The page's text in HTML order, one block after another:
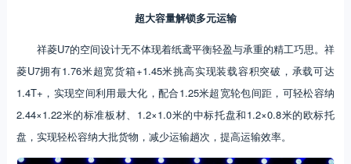
超大容量解锁多元运输
祥菱U7的空间设计无不体现着纸鸢平衡轻盈与承重的精工巧思。祥
菱U7拥有1.76米超宽货箱+1.45米挑高实现装载容积突破，承载可达
1.4T+，实现空间利用最大化，配合1.25米超宽轮包间距，可轻松容纳
2.44×1.22米的标准板材、1.2×1.0米的中标托盘和1.2×0.8米的欧标托
盘，实现轻松容纳大批货物，减少运输趟次，提高运输效率。